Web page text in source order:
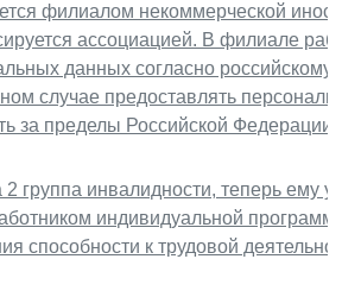
филиалом некоммерческой
ассоциацией. В филиале
данных согласно российскому
случае предоставлять
за пределы Российской Федерации?
группа инвалидности, теперь ему
индивидуальной
способности к трудовой